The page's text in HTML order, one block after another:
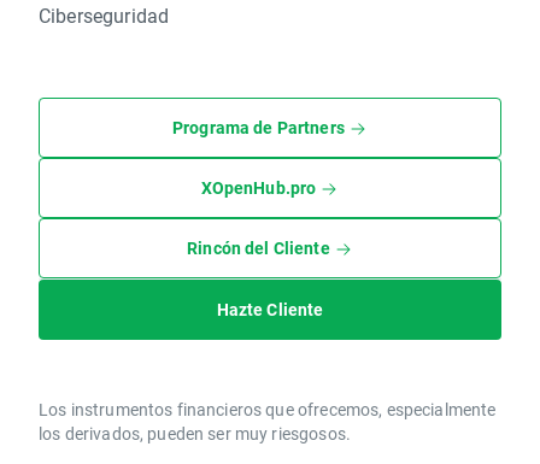
Ciberseguridad
Programa de Partners
XOpenHub.pro
Rincón del Cliente
Hazte Cliente
Los instrumentos financieros que ofrecemos, especialmente
los derivados, pueden ser muy riesgosos.